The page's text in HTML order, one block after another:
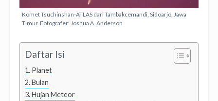
Komet Tsuchinshan-ATLAS dari Tambakcemandi, Sidoarjo, Jawa
Timur. Fotografer: Joshua A. Anderson
Daftar Isi
Planet
Bulan
Hujan Meteor